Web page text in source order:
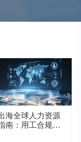
海全球人力资源
南：用工合规、